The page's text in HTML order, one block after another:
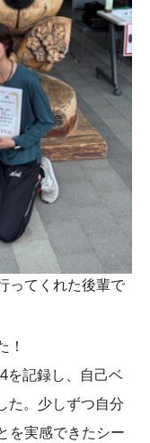
ってくれた後輩で
！
を記録し、自己ベ
た。少しずつ自分
を実感できたシー